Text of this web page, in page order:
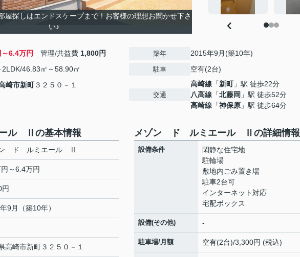
屋探しはエンドスケープまで！お客様の理想お聞かせ下さ
い♪
6.4万円 管理/共益費 1,800円
2LDK/46.83㎡～58.90㎡
崎市新町３２５０－１
築年 2015年9月(築10年)
駐車 空有(2台)
交通
高崎線 「新町」駅 徒歩22分
八高線 「北藤岡 」駅 徒歩52分
高崎線 「神保原 」駅 徒歩64分
ル Ⅱの基本情報
ン ド ルミエール Ⅱ
～6.4万円
円
9月（築10年）
高崎市新町３２５０－１
メゾン ド ルミエール Ⅱの詳細情報
設備条件
閑静な住宅地
駐輪場
敷地内ごみ置き場
駐車2台可
インターネット対応
宅配ボックス
設備(その他) -
駐車場/月額 空有(2台)/3,300円 (税込)